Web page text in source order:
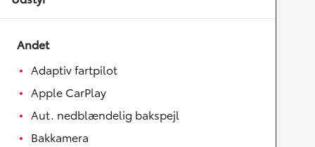
Andet
Adaptiv fartpilot
Apple CarPlay
Aut. nedblændelig bakspejl
Bakkamera